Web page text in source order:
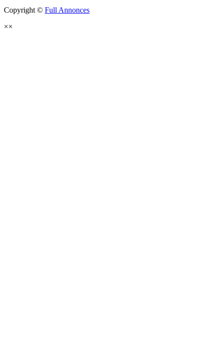
Copyright © Full Annonces
××